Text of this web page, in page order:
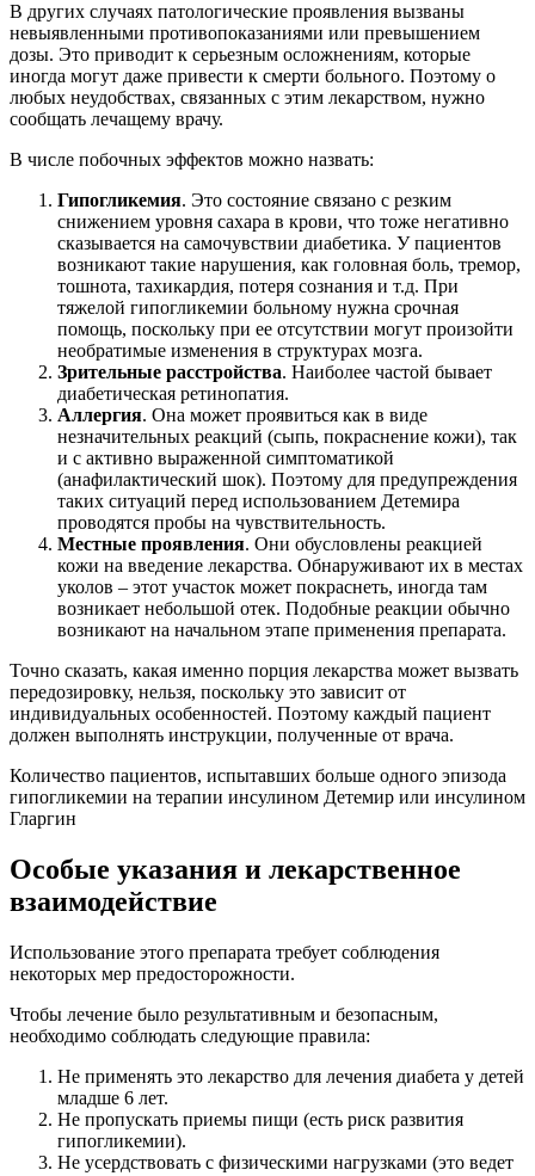
В других случаях патологические проявления вызваны
невыявленными противопоказаниями или превышением
дозы. Это приводит к серьезным осложнениям, которые
иногда могут даже привести к смерти больного. Поэтому о
любых неудобствах, связанных с этим лекарством, нужно
сообщать лечащему врачу.
В числе побочных эффектов можно назвать:
Гипогликемия. Это состояние связано с резким
снижением уровня сахара в крови, что тоже негативно
сказывается на самочувствии диабетика. У пациентов
возникают такие нарушения, как головная боль, тремор,
тошнота, тахикардия, потеря сознания и т.д. При
тяжелой гипогликемии больному нужна срочная
помощь, поскольку при ее отсутствии могут произойти
необратимые изменения в структурах мозга.
Зрительные расстройства. Наиболее частой бывает
диабетическая ретинопатия.
Аллергия. Она может проявиться как в виде
незначительных реакций (сыпь, покраснение кожи), так
и с активно выраженной симптоматикой
(анафилактический шок). Поэтому для предупреждения
таких ситуаций перед использованием Детемира
проводятся пробы на чувствительность.
Местные проявления. Они обусловлены реакцией
кожи на введение лекарства. Обнаруживают их в местах
уколов – этот участок может покраснеть, иногда там
возникает небольшой отек. Подобные реакции обычно
возникают на начальном этапе применения препарата.
Точно сказать, какая именно порция лекарства может вызвать
передозировку, нельзя, поскольку это зависит от
индивидуальных особенностей. Поэтому каждый пациент
должен выполнять инструкции, полученные от врача.
Количество пациентов, испытавших больше одного эпизода
гипогликемии на терапии инсулином Детемир или инсулином
Гларгин
Особые указания и лекарственное
взаимодействие
Использование этого препарата требует соблюдения
некоторых мер предосторожности.
Чтобы лечение было результативным и безопасным,
необходимо соблюдать следующие правила:
Не применять это лекарство для лечения диабета у детей
младше 6 лет.
Не пропускать приемы пищи (есть риск развития
гипогликемии).
Не усердствовать с физическими нагрузками (это ведет